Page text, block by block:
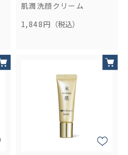
肌潤洗顔クリーム
1,848円 （税込）